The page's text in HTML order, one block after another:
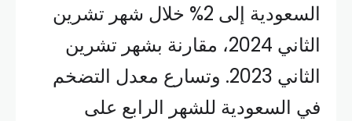
السعودية إلى 2% خلال شهر تشرين
الثاني 2024، مقارنة بشهر تشرين
الثاني 2023. وتسارع معدل التضخم
في السعودية للشهر الرابع على